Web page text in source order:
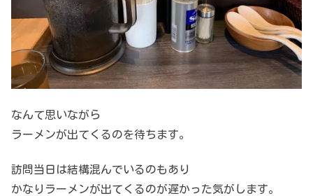
なんて思いながら
ラーメンが出てくるのを待ちます。
訪問当日は結構混んでいるのもあり
かなりラーメンが出てくるのが遅かった気がします。